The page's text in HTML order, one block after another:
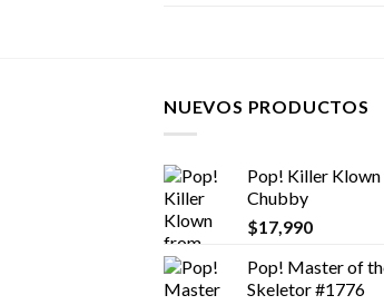
NUEVOS PRODUCTOS
Pop! Killer
Chubby
$17,990
Pop! Master of
Skeletor #1776